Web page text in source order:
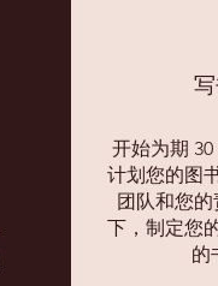
开始为期
计划您的图
团队和您
下，制定您
的